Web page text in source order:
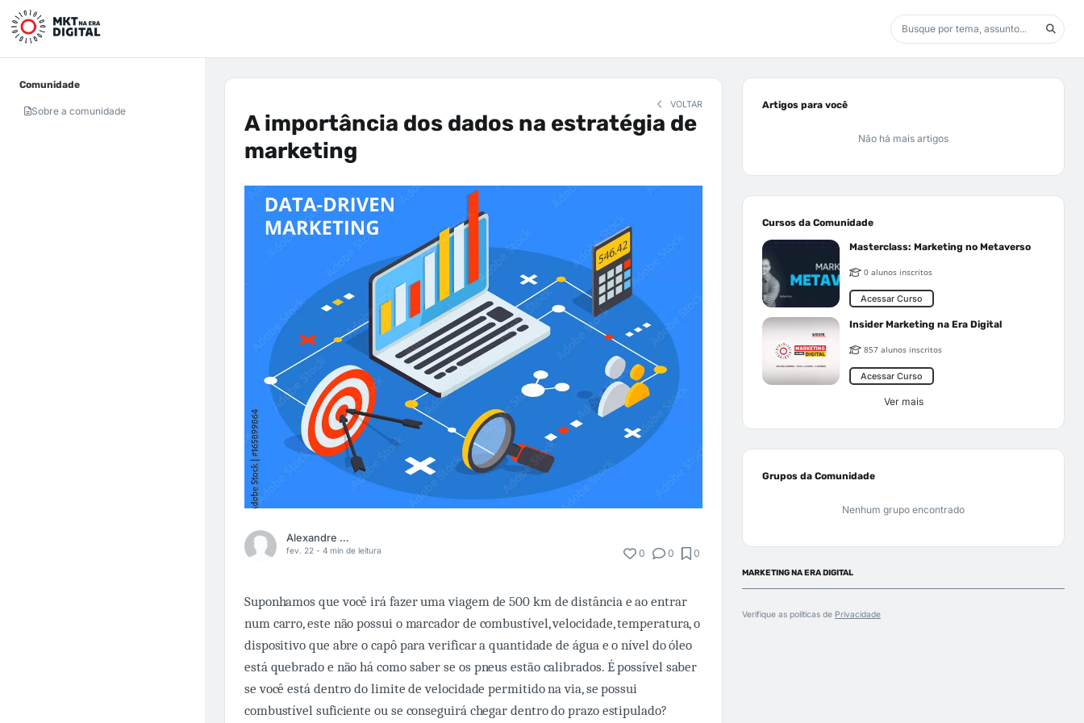
Comunidade
Sobre a comunidade
VOLTAR
A importância dos dados na estratégia de
marketing
Alexandre Lima
fev. 22 - 4 min de leitura 0 0 0
Suponhamos que você irá fazer uma viagem de 500 km de distância e ao entrar
num carro, este não possui o marcador de combustível, velocidade, temperatura, o
dispositivo que abre o capô para verificar a quantidade de água e o nível do óleo
está quebrado e não há como saber se os pneus estão calibrados. É possível saber
se você está dentro do limite de velocidade permitido na via, se possui
combustível suficiente ou se conseguirá chegar dentro do prazo estipulado?
Artigos para você
Não há mais artigos
Cursos da Comunidade
Masterclass: Marketing no Metaverso
0 alunos inscritos
Acessar Curso
Insider Marketing na Era Digital
857 alunos inscritos
Acessar Curso
Ver mais
Grupos da Comunidade
Nenhum grupo encontrado
MARKETING NA ERA DIGITAL
Verifique as políticas de Privacidade